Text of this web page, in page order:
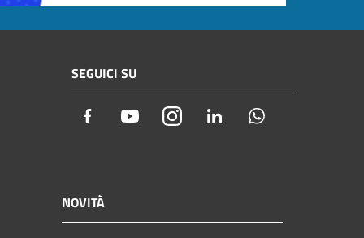
SEGUICI SU
Facebook YoutubeInstagramLinkedIn
NOVITÀ